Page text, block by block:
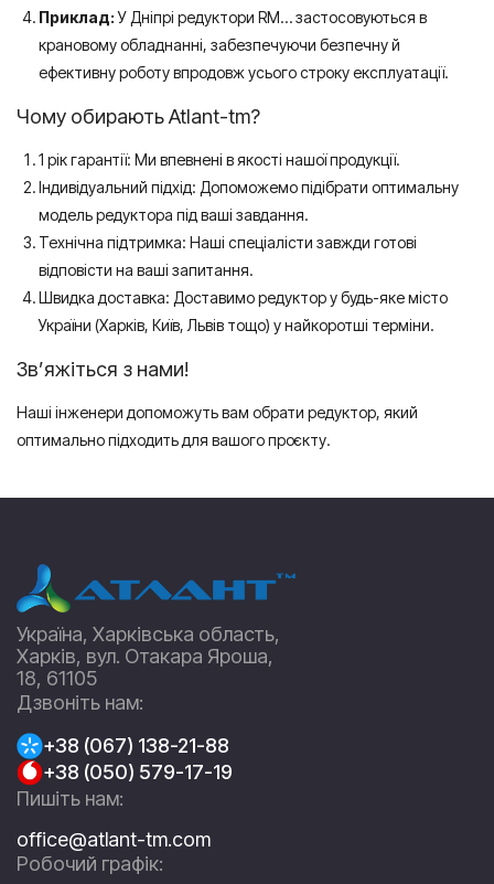
Приклад:У Дніпрі редуктори RM… застосовуються в
крановому обладнанні, забезпечуючи безпечну й
ефективну роботу впродовж усього строку експлуатації.
Чому обирають Atlant-tm?
1 рік гарантії: Ми впевнені в якості нашої продукції.
Індивідуальний підхід: Допоможемо підібрати оптимальну
модель редуктора під ваші завдання.
Технічна підтримка: Наші спеціалісти завжди готові
відповісти на ваші запитання.
Швидка доставка: Доставимо редуктор у будь-яке місто
України (Харків, Київ, Львів тощо) у найкоротші терміни.
Зв’яжіться з нами!
Наші інженери допоможуть вам обрати редуктор, який
оптимально підходить для вашого проєкту.
Україна, Харківська область,
Харків, вул. Отакара Яроша,
18, 61105
Дзвоніть нам:
+38 (067) 138-21-88
+38 (050) 579-17-19
Пишіть нам:
office@atlant-tm.com
Робочий графік: